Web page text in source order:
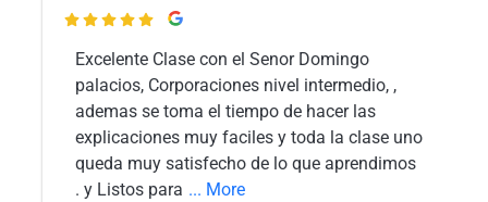

Excelente Clase con el Senor Domingo
palacios, Corporaciones nivel intermedio, ,
ademas se toma el tiempo de hacer las
explicaciones muy faciles y toda la clase uno
queda muy satisfecho de lo que aprendimos
. y Listos para ... More